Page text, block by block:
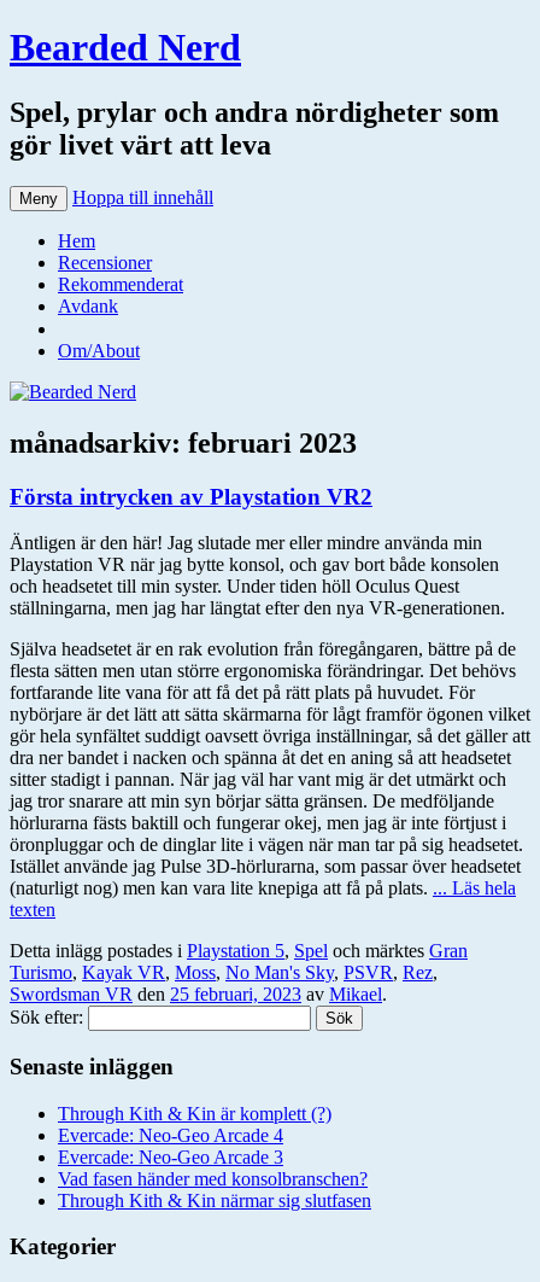
Bearded Nerd
Spel, prylar och andra nördigheter som
gör livet värt att leva
Meny Hoppa till innehåll
Hem
Recensioner
Rekommenderat
Avdank
Om/About
månadsarkiv: februari 2023
Första intrycken av Playstation VR2
Äntligen är den här! Jag slutade mer eller mindre använda min
Playstation VR när jag bytte konsol, och gav bort både konsolen
och headsetet till min syster. Under tiden höll Oculus Quest
ställningarna, men jag har längtat efter den nya VR-generationen.
Själva headsetet är en rak evolution från föregångaren, bättre på de
flesta sätten men utan större ergonomiska förändringar. Det behövs
fortfarande lite vana för att få det på rätt plats på huvudet. För
nybörjare är det lätt att sätta skärmarna för lågt framför ögonen vilket
gör hela synfältet suddigt oavsett övriga inställningar, så det gäller att
dra ner bandet i nacken och spänna åt det en aning så att headsetet
sitter stadigt i pannan. När jag väl har vant mig är det utmärkt och
jag tror snarare att min syn börjar sätta gränsen. De medföljande
hörlurarna fästs baktill och fungerar okej, men jag är inte förtjust i
öronpluggar och de dinglar lite i vägen när man tar på sig headsetet.
Istället använde jag Pulse 3D-hörlurarna, som passar över headsetet
(naturligt nog) men kan vara lite knepiga att få på plats. ... Läs hela
texten
Detta inlägg postades i Playstation 5, Spel och märktes Gran
Turismo, Kayak VR, Moss, No Man's Sky, PSVR, Rez,
Swordsman VR den 25 februari, 2023 av Mikael.
Sök efter:
Senaste inläggen
Through Kith & Kin är komplett (?)
Evercade: Neo-Geo Arcade 4
Evercade: Neo-Geo Arcade 3
Vad fasen händer med konsolbranschen?
Through Kith & Kin närmar sig slutfasen
Kategorier